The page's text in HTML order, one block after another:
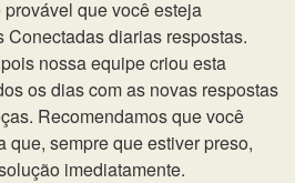
que você esteja
diarias respostas.
nossa equipe criou esta
os dias com as novas respostas
Recomendamos que você
que, sempre que estiver preso,
imediatamente.